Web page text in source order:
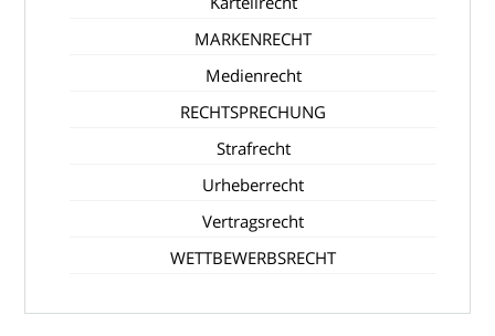
MARKENRECHT
Medienrecht
RECHTSPRECHUNG
Strafrecht
Urheberrecht
Vertragsrecht
WETTBEWERBSRECHT